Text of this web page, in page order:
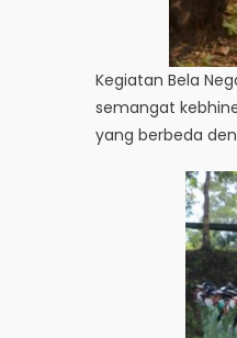
Kegiatan Bela
semangat
yang berbeda